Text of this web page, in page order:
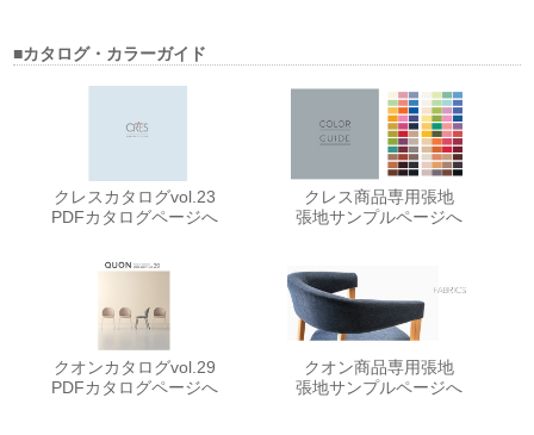
■カタログ・カラーガイド
クレスカタログvol.23
PDFカタログページへ
クレス商品専用張地
張地サンプルページへ
クオンカタログvol.29
PDFカタログページへ
クオン商品専用張地
張地サンプルページへ